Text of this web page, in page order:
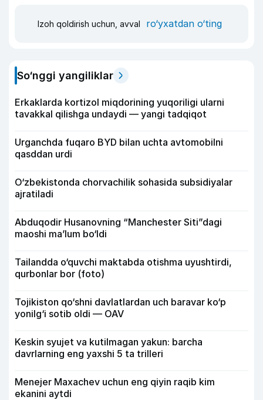
Izoh qoldirish uchun, avval ro‘yxatdan o‘ting
So‘nggi yangiliklar
Erkaklarda kortizol miqdorining yuqoriligi ularni
tavakkal qilishga undaydi — yangi tadqiqot
Urganchda fuqaro BYD bilan uchta avtomobilni
qasddan urdi
O‘zbekistonda chorvachilik sohasida subsidiyalar
ajratiladi
Abduqodir Husanovning “Manchester Siti”dagi
maoshi ma’lum bo‘ldi
Tailandda o‘quvchi maktabda otishma uyushtirdi,
qurbonlar bor (foto)
Tojikiston qo‘shni davlatlardan uch baravar ko‘p
yonilg‘i sotib oldi — OAV
Keskin syujet va kutilmagan yakun: barcha
davrlarning eng yaxshi 5 ta trilleri
Menejer Maxachev uchun eng qiyin raqib kim
ekanini aytdi